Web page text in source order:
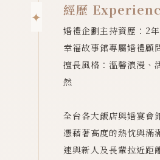
經歷
婚禮企劃主持資歷：2年
幸福故事館專屬婚禮顧
擅長風格：溫馨浪漫、
然
全台各大飯店與婚宴會
憑藉著高度的熱忱與滿
速與新人及長輩拉近距